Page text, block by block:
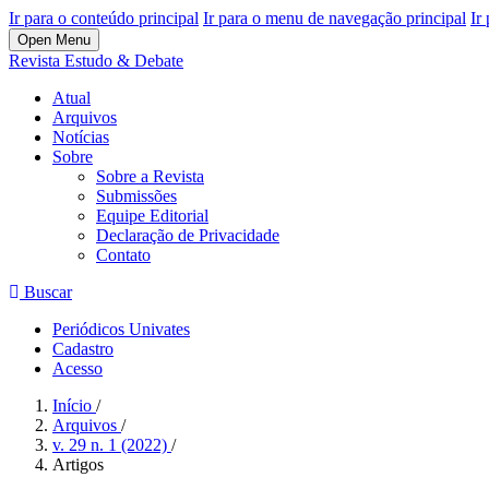
Ir para o conteúdo principal Ir para o menu de navegação principal Ir
Open Menu
Revista Estudo & Debate
Atual
Arquivos
Notícias
Sobre
Sobre a Revista
Submissões
Equipe Editorial
Declaração de Privacidade
Contato
Buscar
Periódicos Univates
Cadastro
Acesso
Início /
Arquivos /
v. 29 n. 1 (2022) /
Artigos